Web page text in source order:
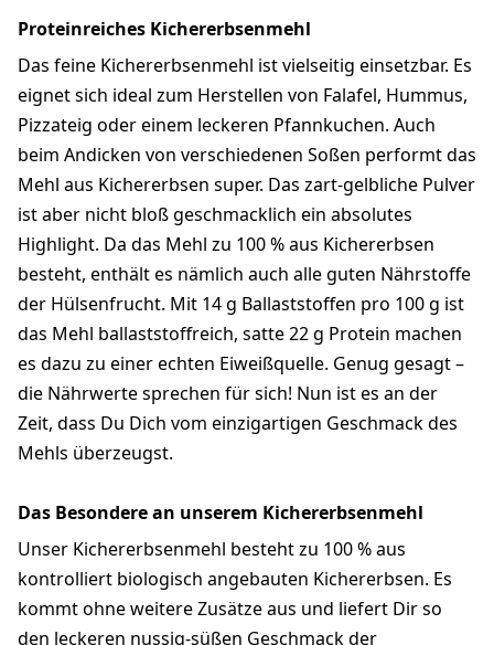
Proteinreiches Kichererbsenmehl
Das feine Kichererbsenmehl ist vielseitig einsetzbar. Es
eignet sich ideal zum Herstellen von Falafel, Hummus,
Pizzateig oder einem leckeren Pfannkuchen. Auch
beim Andicken von verschiedenen Soßen performt das
Mehl aus Kichererbsen super. Das zart-gelbliche Pulver
ist aber nicht bloß geschmacklich ein absolutes
Highlight. Da das Mehl zu 100 % aus Kichererbsen
besteht, enthält es nämlich auch alle guten Nährstoffe
der Hülsenfrucht. Mit 14 g Ballaststoffen pro 100 g ist
das Mehl ballaststoffreich, satte 22 g Protein machen
es dazu zu einer echten Eiweißquelle. Genug gesagt –
die Nährwerte sprechen für sich! Nun ist es an der
Zeit, dass Du Dich vom einzigartigen Geschmack des
Mehls überzeugst.
Das Besondere an unserem Kichererbsenmehl
Unser Kichererbsenmehl besteht zu 100 % aus
kontrolliert biologisch angebauten Kichererbsen. Es
kommt ohne weitere Zusätze aus und liefert Dir so
den leckeren nussig-süßen Geschmack der